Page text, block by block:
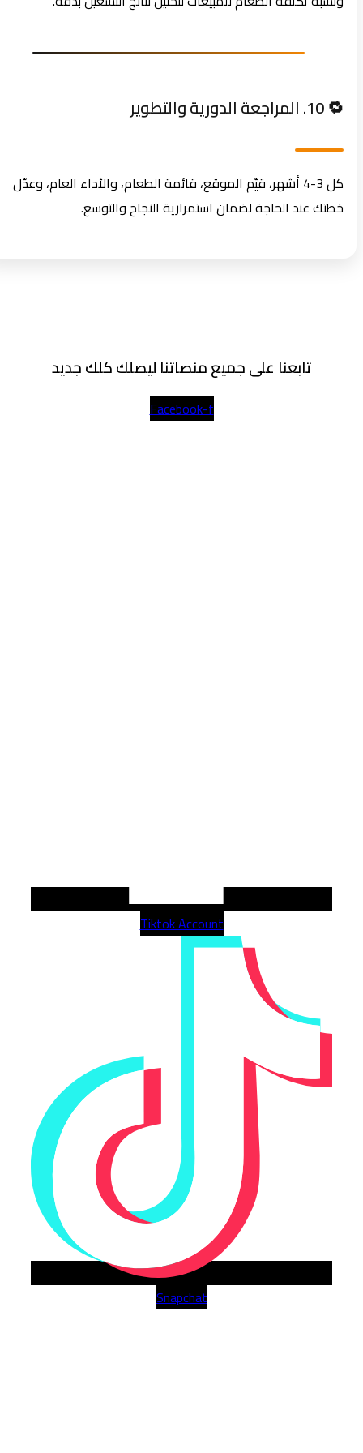
كل 3-4 أشهر، قيّم الموقع، قائمة الطعام، والأداء العام، وعدّل
خطتك عند الحاجة لضمان استمرارية النجاح والتوسع.
تابعنا على جميع منصاتنا ليصلك كلك جديد
Facebook-f
Tiktok Account
Snapchat